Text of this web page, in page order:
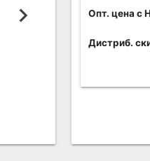
Опт. цена c
Дистриб.